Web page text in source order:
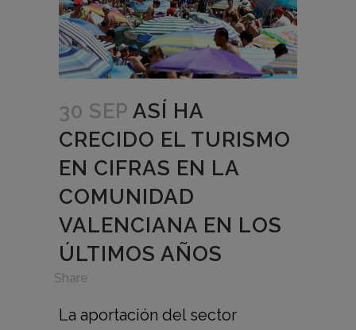
30 SEP ASÍ HA
CRECIDO EL TURISMO
EN CIFRAS EN LA
COMUNIDAD
VALENCIANA EN LOS
ÚLTIMOS AÑOS
Share
La aportación del sector